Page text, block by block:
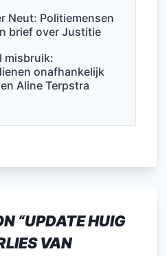
Neut: Politiemensen
brief over Justitie
misbruik:
onafhankelijk
Aline Terpstra
“UPDATE HUIG
VAN